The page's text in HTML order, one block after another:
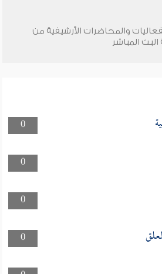
والمحاضرات الأرشيفية من
المباشر
0
0
0
0